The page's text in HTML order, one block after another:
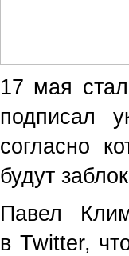
17 мая
подписал
согласно
будут
Павел
в Twitter,